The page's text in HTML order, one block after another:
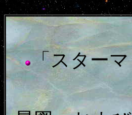
「スター